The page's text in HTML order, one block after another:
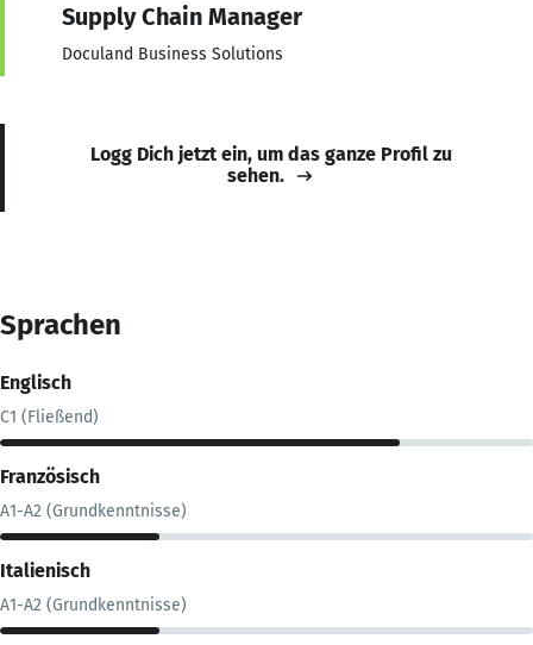
Supply Chain Manager
Doculand Business Solutions
Logg Dich jetzt ein, um das ganze Profil zu
sehen.
Sprachen
Englisch
C1 (Fließend)
Französisch
A1-A2 (Grundkenntnisse)
Italienisch
A1-A2 (Grundkenntnisse)